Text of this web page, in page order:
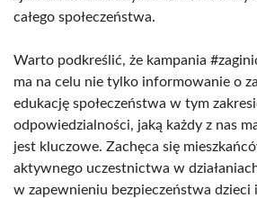
całego społeczeństwa.
Warto podkreślić, że kampania
ma na celu nie tylko informowanie o
edukację społeczeństwa w tym
odpowiedzialności, jaką każdy z nas
jest kluczowe. Zachęca się
aktywnego uczestnictwa w
w zapewnieniu bezpieczeństwa dzieci